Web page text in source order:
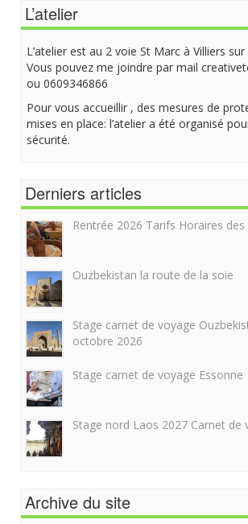
L’atelier
L’atelier est au 2 voie St Marc à Villiers
Vous pouvez me joindre par mail
ou 0609346866
Pour vous accueillir , des mesures de
mises en place: l’atelier a été organisé
sécurité.
Derniers articles
Rentrée 2026 Tarifs Horaires
Ouzbekistan la route de la soie
Stage carnet de voyage
octobre 2026
Stage carnet de voyage Essonne
Stage nord Laos 2027 Carnet de
Archive du site